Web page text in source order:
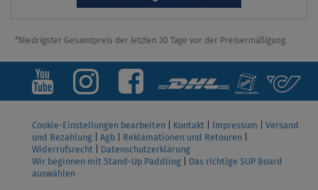
*Niedrigster Gesamtpreis der letzten 30 Tage vor der Preisermäßigung.
Cookie-Einstellungen bearbeiten Kontakt Impressum
Versand
und Bezahlung
Agb Reklamationen und Retouren
Widerrufsrecht
Datenschutzerklärung
Wir beginnen mit Stand-Up Paddling
Das richtige SUP Board
auswählen